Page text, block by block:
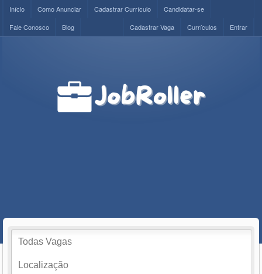
Início Como Anunciar Cadastrar Currículo
Candidatar-se
Fale Conosco
Blog Entrar
Currículos
Cadastrar Vaga